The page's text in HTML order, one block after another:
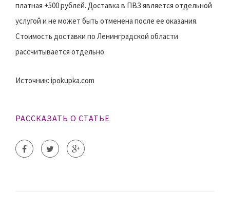
платная +500 рублей. Доставка в ПВЗ является отдельной
услугой и не может быть отменена после ее оказания.
Стоимость доставки по Ленинградской области
рассчитывается отдельно.
Источник: ipokupka.com
РАССКАЗАТЬ О СТАТЬЕ